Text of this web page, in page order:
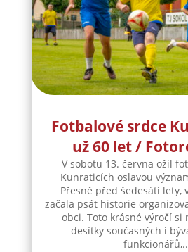
Fotbalové srdce
už 60 let /
V sobotu 13. června ožil
Kunraticích oslavou
Přesně před šedesáti lety,
začala psát historie
obci. Toto krásné výročí si
desítky současných i